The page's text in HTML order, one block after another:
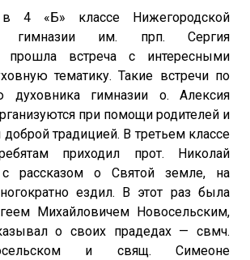
4 «Б» классе Нижегородской
гимназии им. прп. Сергия
прошла встреча с интересными
тематику. Такие встречи по
духовника гимназии о. Алексия
при помощи родителей и
доброй традицией. В третьем классе
приходил прот. Николай
с рассказом о Святой земле, на
ездил. В этот раз была
Михайловичем Новосельским,
о своих прадедах — свмч.
и свящ. Симеоне